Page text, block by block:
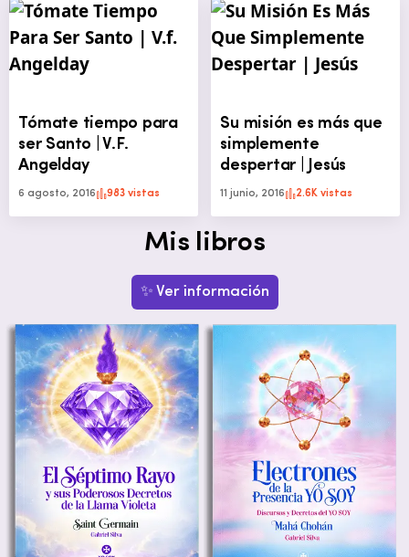
Tómate tiempo para
ser Santo | V.F.
Angelday
6 agosto, 2016 983 vistas
Su misión es más que
simplemente
despertar | Jesús
11 junio, 2016 2.6K vistas
Mis libros
✨ Ver información